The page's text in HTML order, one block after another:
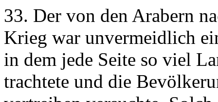
33. Der von den Arabern
Krieg war unvermeidlich
in dem jede Seite so viel
trachtete und die